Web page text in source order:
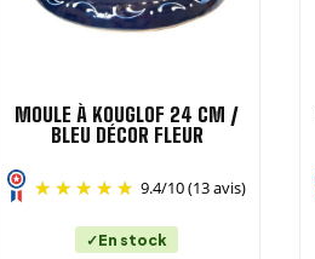
MOULE À KOUGLOF 24 CM /
BLEU DÉCOR FLEUR
9.4/10(13 avis)
En stock